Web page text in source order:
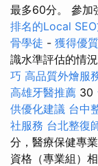
最多60分。 參加
排名的Local
骨學徒 - 獲得優
識水準評估的情
巧 高品質外燴服
高雄牙醫推薦 30
供優化建議 台中
社服務 台北整復
分，醫療保健專
資格（專業組）